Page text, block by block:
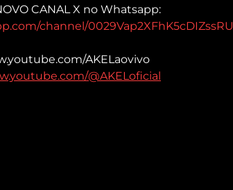
CANAL X no Whatsapp:
channel/
AKELaovivo
@AKELoficial